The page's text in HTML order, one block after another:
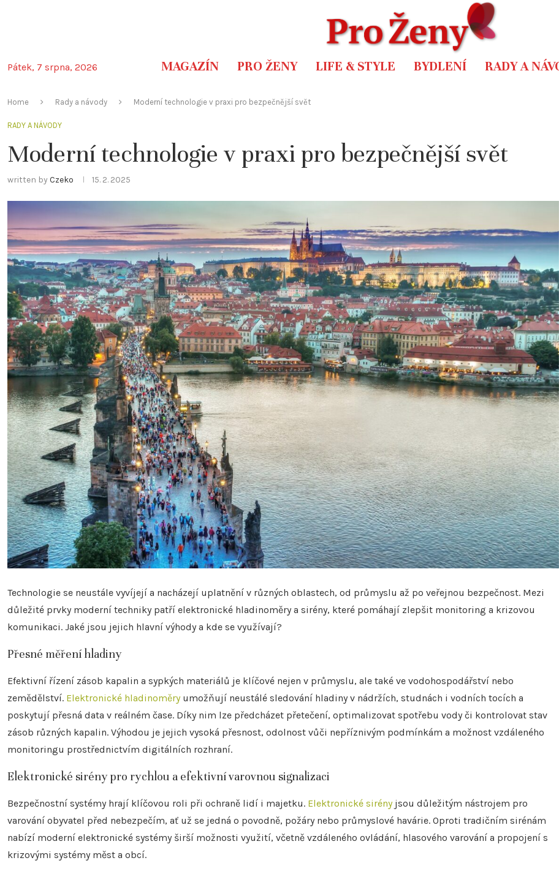
Pátek, 7 srpna, 2026 MAGAZÍN PRO ŽENY LIFE & STYLE BYDLENÍ RADY A
Home Rady a návody Moderní technologie v praxi pro bezpečnější svět
RADY A NÁVODY
Moderní technologie v praxi pro bezpečnější svět
written by Czeko 15. 2. 2025
Technologie se neustále vyvíjejí a nacházejí uplatnění v různých oblastech, od průmyslu až po veřejnou bezpečnost. Mezi
důležité prvky moderní techniky patří elektronické hladinoměry a sirény, které pomáhají zlepšit monitoring a krizovou
komunikaci. Jaké jsou jejich hlavní výhody a kde se využívají?
Přesné měření hladiny
Efektivní řízení zásob kapalin a sypkých materiálů je klíčové nejen v průmyslu, ale také ve vodohospodářství nebo
zemědělství. Elektronické hladinoměryumožňují neustálé sledování hladiny v nádržích, studnách i vodních tocích a
poskytují přesná data v reálném čase. Díky nim lze předcházet přetečení, optimalizovat spotřebu vody či kontrolovat stav
zásob různých kapalin. Výhodou je jejich vysoká přesnost, odolnost vůči nepříznivým podmínkám a možnost vzdáleného
monitoringu prostřednictvím digitálních rozhraní.
Elektronické sirény pro rychlou a efektivní varovnou signalizaci
Bezpečnostní systémy hrají klíčovou roli při ochraně lidí i majetku. Elektronické sirényjsou důležitým nástrojem pro
varování obyvatel před nebezpečím, ať už se jedná o povodně, požáry nebo průmyslové havárie. Oproti tradičním sirénám
nabízí moderní elektronické systémy širší možnosti využití, včetně vzdáleného ovládání, hlasového varování a propojení s
krizovými systémy měst a obcí.